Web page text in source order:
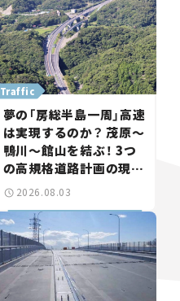
Traffic
夢の「房総半島一周」高速
は実現するのか？ 茂原～
鴨川～館山を結ぶ！ 3つ
の高規格道路計画の現
状。「館山鴨川道路」で検
路計画】
2026.08.03